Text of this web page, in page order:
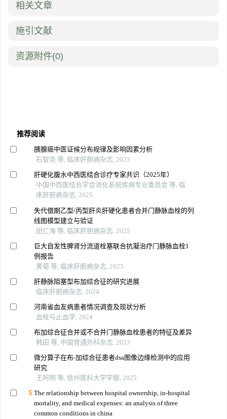
相关文章
施引文献
资源附件(0)
推荐阅读
胰腺癌中医证候分布规律及影响因素分析
石智尧 等, 临床肝胆病杂志, 2025
肝硬化腹水中西医结合诊疗专家共识（2025年）
中国中西医结合学会消化系统疾病专业委员会 等, 临
床肝胆病杂志, 2025
失代偿期乙型/丙型肝炎肝硬化患者合并门静脉血栓的列
线图模型建立与验证
田仁海 等, 临床肝胆病杂志, 2025
巨大自发性脾肾分流道栓塞联合抗凝治疗门静脉血栓1
例报告
黄菊 等, 临床肝胆病杂志, 2025
肝静脉阻塞型布加综合征的研究进展
临床肝胆病杂志, 2024
河南省血友病患者情况调查及现状分析
血栓与止血学, 2024
布加综合征合并或不合并门静脉血栓患者的特征及差异
韩田 等, 中国普通外科杂志, 2023
微分算子在布-加综合征患者dsa图像边缘检测中的应用
研究
王阿明 等, 徐州医科大学学报, 2025
The relationship between hospital ownership, in-hospital
mortality, and medical expenses: an analysis of three
common conditions in china